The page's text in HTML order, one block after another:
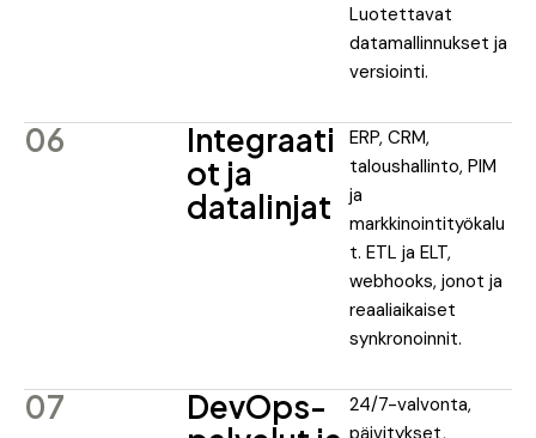
Luotettavat
datamallinnukset ja
versiointi.
06
Integraati
ot ja
datalinjat
ERP, CRM,
taloushallinto, PIM
ja
markkinointityökalu
t. ETL ja ELT,
webhooks, jonot ja
reaaliaikaiset
synkronoinnit.
07
DevOps-
24/7-valvonta,
päivitykset,